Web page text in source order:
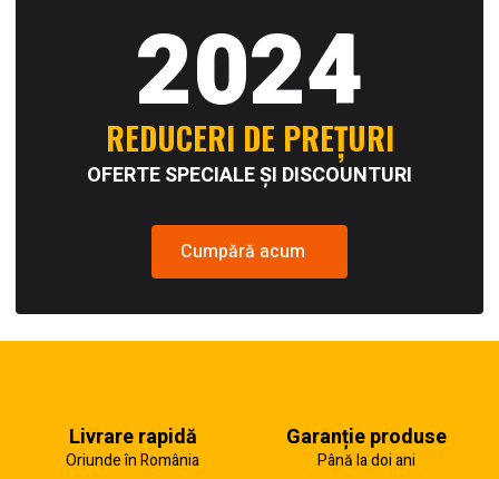
2024
REDUCERI DE PREȚURI
OFERTE SPECIALE ȘI DISCOUNTURI
Cumpără acum
Livrare rapidă
Oriunde în România
Garanție produse
Până la doi ani